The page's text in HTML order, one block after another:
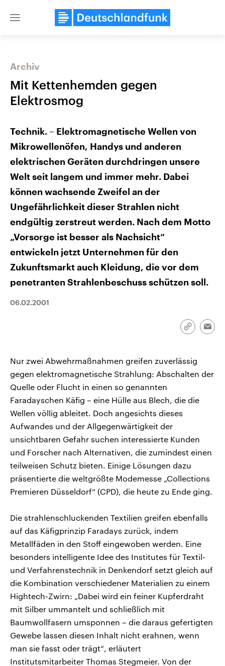
Close
Landtagswahl Sachsen-Anhalt
Alle Informationen
September 2026 einen neuen
Bundesland von einer Koalition aus
CDU, SPD und FDP regiert.-
Umfragen, Prognosen,
Wahlprogramme, aktuelle Berichte
und Hintergründe zu den Parteien
und Kandidaten der anstehenden
Wahl.
USA
Hintergründe
gehören die Vereinigten
mit großem Einfluss auf
aktuelle Weltgeschehen.
Sendungen Programm Podcasts
Audio-Archiv
Archiv
Mit Kettenhemden gegen
Elektrosmog
Technik. – Elektromagnetische Wellen von
Mikrowellenöfen, Handys und anderen
elektrischen Geräten durchdringen unsere
Welt seit langem und immer mehr. Dabei
können wachsende Zweifel an der
Ungefährlichkeit dieser Strahlen nicht
endgültig zerstreut werden. Nach dem Motto
„Vorsorge ist besser als Nachsicht“
entwickeln jetzt Unternehmen für den
Zukunftsmarkt auch Kleidung, die vor dem
penetranten Strahlenbeschuss schützen soll.
06.02.2001
Link
Nur zwei Abwehrmaßnahmen greifen zuverlässig
gegen elektromagnetische Strahlung: Abschalten der
Quelle oder Flucht in einen so genannten
Faradayschen Käfig – eine Hülle aus Blech, die die
Wellen völlig ableitet. Doch angesichts dieses
Aufwandes und der Allgegenwärtigkeit der
unsichtbaren Gefahr suchen interessierte Kunden
und Forscher nach Alternativen, die zumindest einen
teilweisen Schutz bieten. Einige Lösungen dazu
präsentierte die weltgrößte Modemesse „Collections
Premieren Düsseldorf“ (CPD), die heute zu Ende ging.
Die strahlenschluckenden Textilien greifen ebenfalls
auf das Käfigprinzip Faradays zurück, indem
Metallfäden in den Stoff eingewoben werden. Eine
besonders intelligente Idee des Institutes für Textil-
und Verfahrenstechnik in Denkendorf setzt gleich auf
die Kombination verschiedener Materialien zu einem
Hightech-Zwirn: „Dabei wird ein feiner Kupferdraht
mit Silber ummantelt und schließlich mit
Baumwollfasern umsponnen – die daraus gefertigten
Gewebe lassen diesen Inhalt nicht erahnen, wenn
man sie fasst oder trägt“, erläutert
Institutsmitarbeiter Thomas Stegmeier. Von der